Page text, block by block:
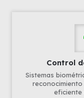
Control
Sistemas
eficiente